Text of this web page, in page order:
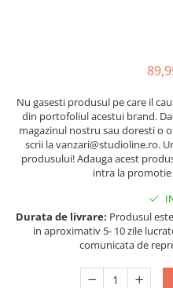
Nu gasesti produsul pe care il
din portofoliul acestui brand.
magazinul nostru sau doresti o
scrii la vanzari@studioline.ro.
produsului! Adauga acest
intra la
Durata de livrare: Produsul
in aproximativ 5- 10 zile
comunicata de